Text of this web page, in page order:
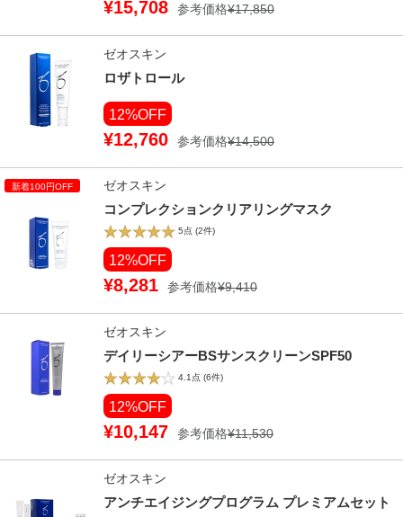
¥15,708 参考価格¥17,850
ゼオスキン
ロザトロール
12%OFF
¥12,760 参考価格¥14,500
ゼオスキン
コンプレクションクリアリングマスク
5点 (2件)
12%OFF
¥8,281 参考価格¥9,410
ゼオスキン
デイリーシアーBSサンスクリーンSPF50
4.1点 (6件)
12%OFF
¥10,147 参考価格¥11,530
ゼオスキン
アンチエイジングプログラム プレミアムセット